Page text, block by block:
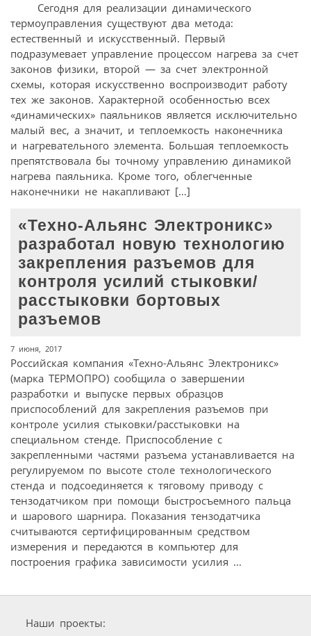
Сегодня для реализации динамического
термоуправления существуют два метода:
естественный и искусственный. Первый
подразумевает управление процессом нагрева за счет
законов физики, второй — за счет электронной
схемы, которая искусственно воспроизводит работу
тех же законов. Характерной особенностью всех
«динамических» паяльников является исключительно
малый вес, а значит, и теплоемкость наконечника
и нагревательного элемента. Большая теплоемкость
препятствовала бы точному управлению динамикой
нагрева паяльника. Кроме того, облегченные
наконечники не накапливают […]
«Техно-Альянс Электроникс»
разработал новую технологию
закрепления разъемов для
контроля усилий стыковки/
расстыковки бортовых
разъемов
7 июня, 2017
Российская компания «Техно-Альянс Электроникс»
(марка ТЕРМОПРО) сообщила о завершении
разработки и выпуске первых образцов
приспособлений для закрепления разъемов при
контроле усилия стыковки/расстыковки на
специальном стенде. Приспособление с
закрепленными частями разъема устанавливается на
регулируемом по высоте столе технологического
стенда и подсоединяется к тяговому приводу с
тензодатчиком при помощи быстросъемного пальца
и шарового шарнира. Показания тензодатчика
считываются сертифицированным средством
измерения и передаются в компьютер для
построения графика зависимости усилия ...
Наши проекты: